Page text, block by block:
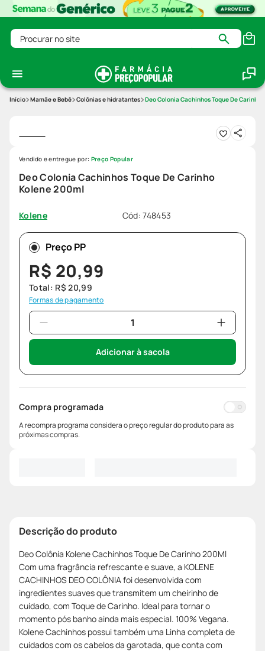
Procurar no site
Mamãe e Bebê Colônias e hidratantes Deo Colonia Cachinhos Toque De Carinho
Deo Colonia Cachinhos Toque De Carinho
Kolene 200ml
Kolene Cód:748453
Vendido e entregue por: Preço Popular
Preço PP
R$ 20,99
Total: R$ 20,99
Formas de pagamento
Adicionar à sacola
Compra programada
A recompra programa considera o preço regular do produto para as
próximas compras.
Descrição do produto
Deo Colônia Kolene Cachinhos Toque De Carinho 200Ml
Com uma fragrância refrescante e suave, a KOLENE
CACHINHOS DEO COLÔNIA foi desenvolvida com
ingredientes suaves que transmitem um cheirinho de
cuidado, com Toque de Carinho. Ideal para tornar o
momento pós banho ainda mais especial. 100% Vegana.
Kolene Cachinhos possui também uma Linha completa de
cuidados com os cabelos da garotada, que conta com